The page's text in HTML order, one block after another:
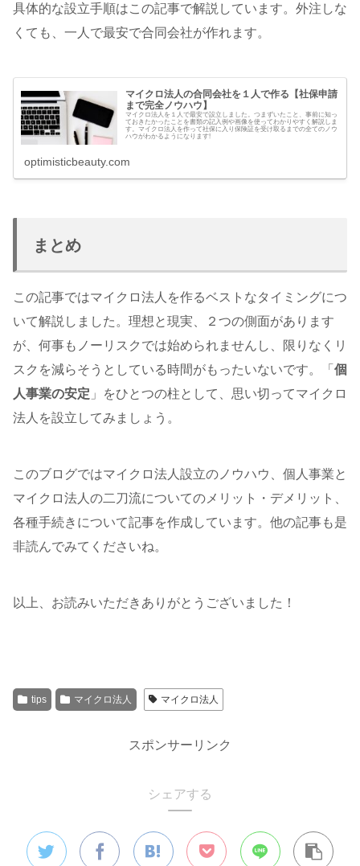
具体的な設立手順はこの記事で解説しています。外注しな
くても、一人で最安で合同会社が作れます。
マイクロ法人の合同会社を１人で作る【社保申請
まで完全ノウハウ】
マイクロ法人を１人で最安で設立しました。つまずいたこと、事前に知っ
ておきたかったことを書類の記入例や画像を使ってわかりやすく解説しま
す。マイクロ法人を作って社保に入り保険証を受け取るまでの全てのノウ
ハウがわかるようになります!
optimisticbeauty.com
まとめ
この記事ではマイクロ法人を作るベストなタイミングにつ
いて解説しました。理想と現実、２つの側面があります
が、何事もノーリスクでは始められませんし、限りなくリ
スクを減らそうとしている時間がもったいないです。「 個
人事業の安定 」をひとつの柱として、思い切ってマイクロ
法人を設立してみましょう。
このブログではマイクロ法人設立のノウハウ、個人事業と
マイクロ法人の二刀流についてのメリット・デメリット、
各種手続きについて記事を作成しています。他の記事も是
非読んでみてくださいね。
以上、お読みいただきありがとうございました！
tips マイクロ法人 マイクロ法人
スポンサーリンク
シェアする